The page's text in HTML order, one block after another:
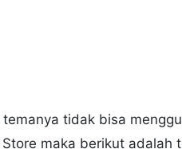
temanya tidak bisa
maka berikut adalah